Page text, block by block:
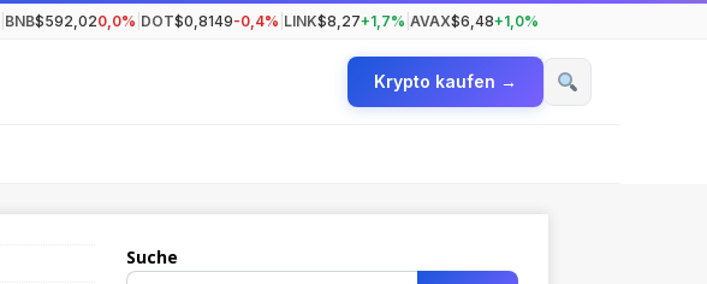
BNB$592,020,0% DOT$0,8149-0,4% LINK$8,27+1,7% AVAX$6,48+1,0%
Krypto kaufen →
Suche